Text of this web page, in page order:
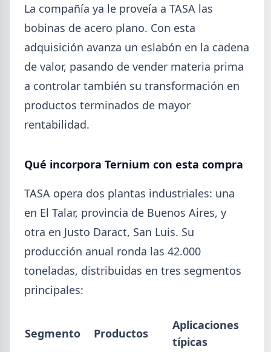
GENERAL 2026-08-04
Día de la Siderurgia: cómo llega el
sector al aniversario 78 del legado
de Savio
Manuel Savio con inversiones millonarias, un
que se reordena hacia la minería y la energía.
La compañía ya le proveía a TASA las
bobinas de acero plano. Con esta
adquisición avanza un eslabón en la cadena
de valor, pasando de vender materia prima
a controlar también su transformación en
productos terminados de mayor
rentabilidad.
Qué incorpora Ternium con esta compra
TASA opera dos plantas industriales: una
en El Talar, provincia de Buenos Aires, y
otra en Justo Daract, San Luis. Su
producción anual ronda las 42.000
toneladas, distribuidas en tres segmentos
principales:
Segmento Productos
Aplicaciones
típicas